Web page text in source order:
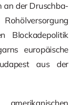
an der Druschba-
Blockadepolitik
europäische
aus der